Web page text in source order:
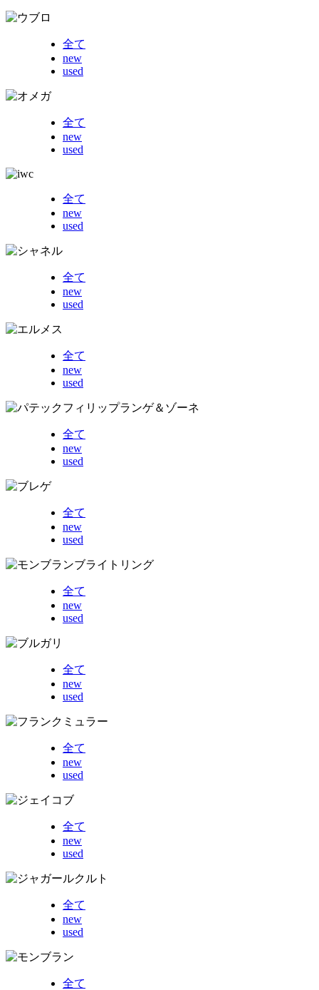
全て
new
used
全て
new
used
全て
new
used
全て
new
used
全て
new
used
全て
new
used
全て
new
used
全て
new
used
全て
new
used
全て
new
used
全て
new
used
全て
new
used
全て